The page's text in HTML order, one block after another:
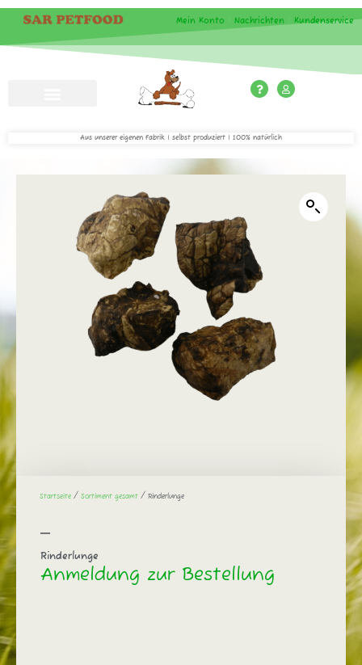
Mein Konto Nachrichten Kundenservice
Aus unserer eigenen Fabrik | selbst produziert | 100% natürlich
Startseite / Sortiment gesamt / Rinderlunge
Rinderlunge
Anmeldung zur Bestellung